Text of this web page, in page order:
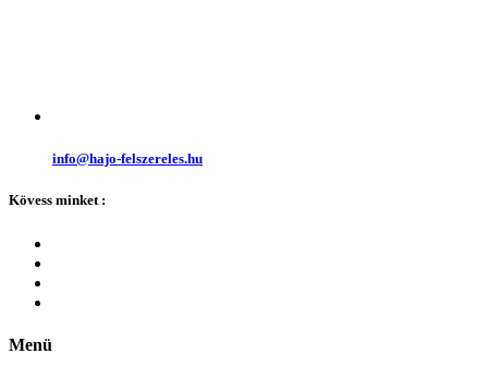
info@hajo-felszereles.hu
Kövess minket :
Menü